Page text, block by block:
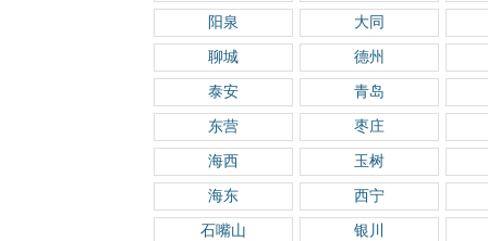
阳泉 大同
聊城 德州
泰安 青岛
东营 枣庄
海西 玉树
海东 西宁
石嘴山 银川